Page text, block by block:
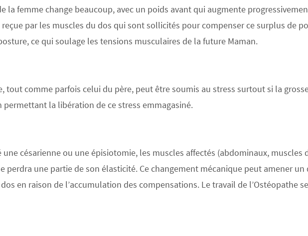
la femme change beaucoup, avec un poids avant qui augmente
par les muscles du dos qui sont sollicités pour compenser ce surplus de
ce qui soulage les tensions musculaires de la future Maman.
tout comme parfois celui du père, peut être soumis au stress surtout si la
permettant la libération de ce stress emmagasiné.
une césarienne ou une épisiotomie, les muscles affectés (abdominaux,
perdra une partie de son élasticité. Ce changement mécanique peut amener
en raison de l’accumulation des compensations. Le travail de l’Ostéopathe